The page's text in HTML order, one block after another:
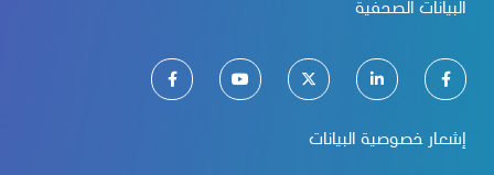
البيانات الصحفية
إشعار خصوصية البيانات